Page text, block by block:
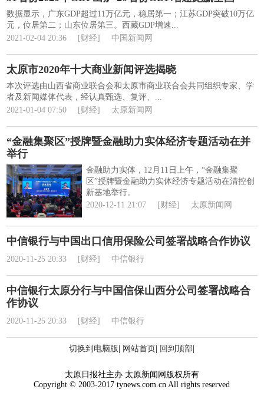
数据显示，广东GDP超过11万亿元，稳居第一；江苏GDP突破10万亿
元，位居第二；山东位居第三。西藏GDP增速...
2021-02-04 20:36
[财经] 中国新闻网
太原市2020年十大商业新闻评选揭晓
本次评选由山西省商业联合会和太原市商业联合会共同组织专家、学
者及新闻媒体代表，经认真甄选、复评、...
2021-01-04 07:50
[财经] 太原新闻网
“金融集聚区”授牌暨金融助力实体经济专题活动在并
举行
金融助力实体，12月11日上午，“金融集聚
区”授牌暨金融助力实体经济专题活动在清控创
新基地举行。
2020-12-11 21:07
[财经] 太原新闻网
中信银行与中国出口信用保险公司签署战略合作协议
2020-11-25 20:33 [财经] 中信银行
中信银行太原分行与中国信保山西分公司签署战略合
作协议
2020-11-25 20:33 [财经] 中信银行
切换到电脑版| 网站首页| 回到顶部|
太原日报社主办 太原新闻网版权所有
Copyright © 2003-2017 tynews.com.cn All rights reserved